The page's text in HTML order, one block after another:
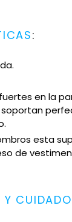
:
en la
esta
de